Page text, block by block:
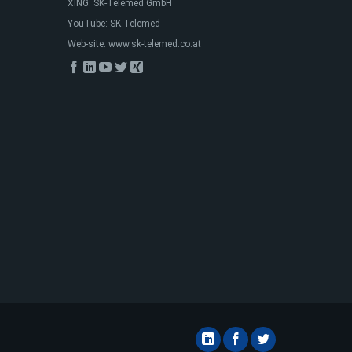
XING: SK-Telemed GmbH
YouTube: SK-Telemed
Web-site: www.sk-telemed.co.at